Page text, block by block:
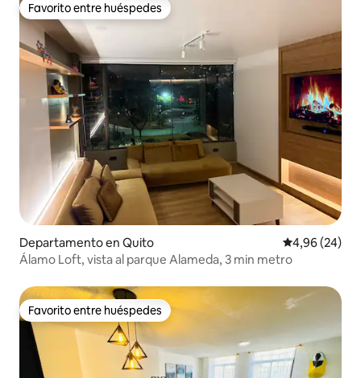
Favorito entre huéspedes
Favorito entre huéspedes
Departamento en Quito Calificación
4,96 (24)
Álamo Loft, vista al parque Alameda, 3 min metro
Favorito entre huéspedes
Favorito entre huéspedes